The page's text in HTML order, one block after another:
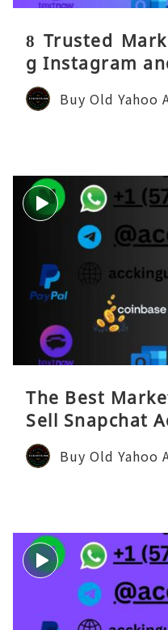
8 Trusted
g Instagram
Buy Old Yahoo
The Best
Sell Snapchat
Buy Old Yahoo